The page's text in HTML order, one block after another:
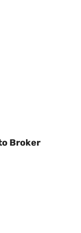
Broker